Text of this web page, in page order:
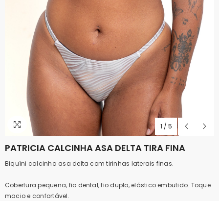
1 / 5
PATRICIA CALCINHA ASA DELTA TIRA FINA
Biquíni calcinha asa delta com tirinhas laterais finas.
Cobertura pequena, fio dental, fio duplo, elástico embutido. Toque
macio e confortável.